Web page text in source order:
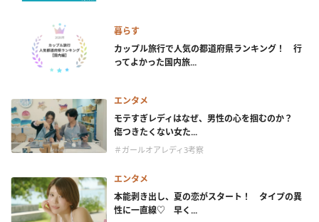
暮らす
カップル旅行で人気の都道府県ランキング！ 行
ってよかった国内旅...
エンタメ
モテすぎレディはなぜ、男性の心を掴むのか？
傷つきたくない女た...
＃ガールオアレディ3考察
エンタメ
本能剥き出し、夏の恋がスタート！ タイプの異
性に一直線♡ 早く...